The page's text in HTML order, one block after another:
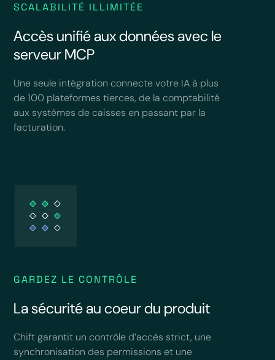
SCALABILITÉ ILLIMITÉE
Accès unifié aux données avec le
serveur MCP
Une seule intégration connecte votre IA à plus
de 100 plateformes tierces, de la comptabilité
aux systèmes de caisses en passant par la
facturation.
GARDEZ LE CONTRÔLE
La sécurité au coeur du produit
Chift garantit un contrôle d’accès strict, une
synchronisation des permissions et une